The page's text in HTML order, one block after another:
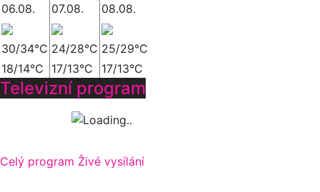
06.08.
07.08.
08.08.
30/34°C 24/28°C 25/29°C
18/14°C
17/13°C 17/13°C
Televizní program
Celý program Živé vysílání